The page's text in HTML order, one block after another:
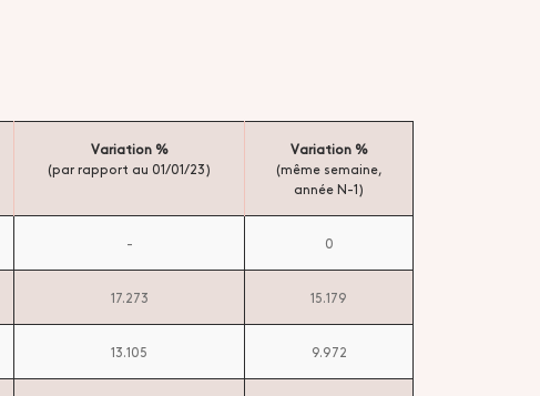
Variation %
(par rapport au 01/01/23)
Variation %
(même semaine,
année N-1)
- 0
17.273 15.179
13.105 9.972